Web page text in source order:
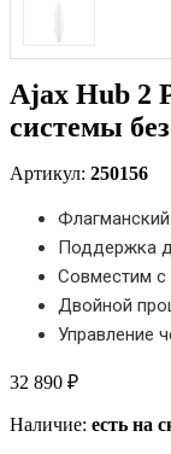
Ajax Hub 2
системы
Артикул: 250156
Поддержка
Совместим с
Двойной
Управление
32 890 ₽
Наличие: есть на